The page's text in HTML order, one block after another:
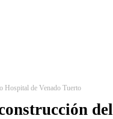
Hospital de Venado Tuerto
del